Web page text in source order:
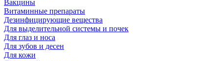
Вакцины
Витаминные препараты
Дезинфицирующие вещества
Для выделительной системы и почек
Для глаз и носа
Для зубов и десен
Для кожи